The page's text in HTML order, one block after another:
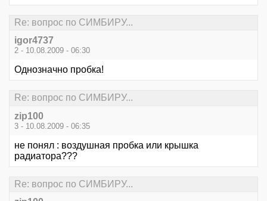
Re: вопрос по СИМБИРУ...
igor4737
2 - 10.08.2009 - 06:30
Однозначно пробка!
Re: вопрос по СИМБИРУ...
zip100
3 - 10.08.2009 - 06:35
не понял : воздушная пробка или крышка
радиатора???
Re: вопрос по СИМБИРУ...